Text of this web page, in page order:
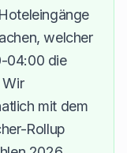
welcher
04:00 die
mit dem
Rollup